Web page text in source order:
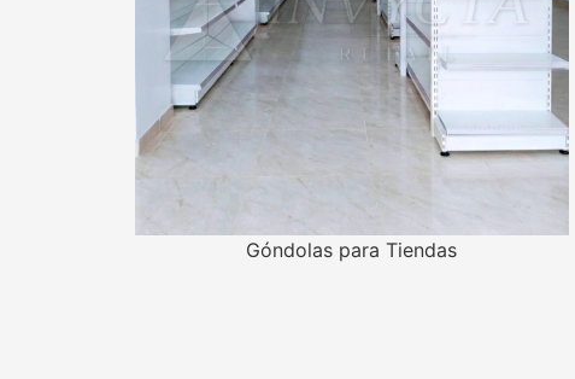
Góndolas para Tiendas